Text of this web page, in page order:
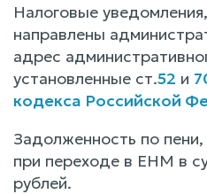
Налоговые
направлены
адрес
установленные ст.52 и
кодекса Российской
Задолженность по
при переходе в ЕНМ в
рублей.